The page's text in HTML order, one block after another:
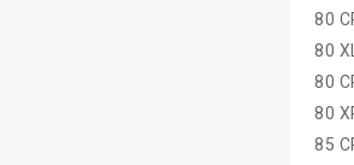
80
80
80
80
85